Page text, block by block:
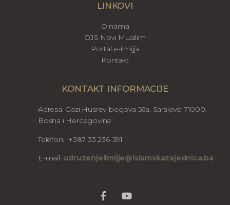
LINKOVI
O nama
OJS Novi Muallim
Portal e-ilmijja
Kontakt
KONTAKT INFORMACIJE
Adresa: Gazi Husrev-begova 56a, Sarajevo 71000,
Bosna i Hercegovina
Telefon: +387 33 236-391
E-mail: udruzenjeilmijje@islamskazajednica.ba